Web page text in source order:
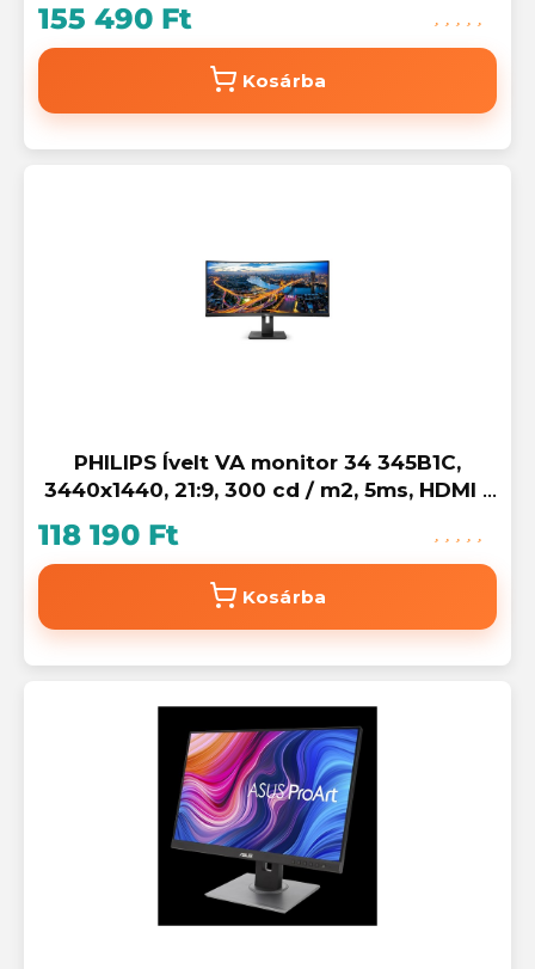
155 490 Ft
Kosárba
PHILIPS Ívelt VA monitor 34 345B1C,
3440x1440, 21:9, 300 cd / m2, 5ms, HDMI /
118 190 Ft
Kosárba